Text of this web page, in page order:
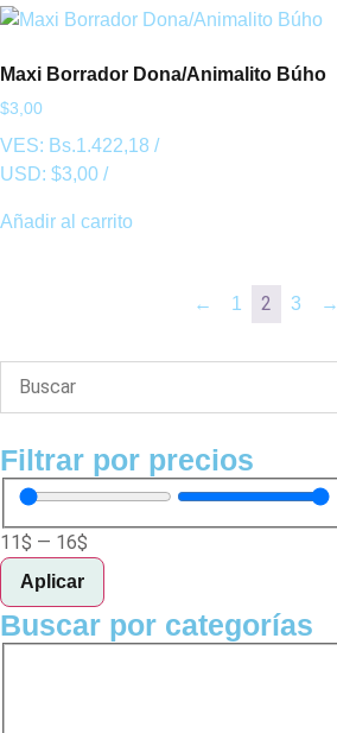
Maxi Borrador Dona/Animalito Búho
$3,00
VES: Bs.1.422,18 /
USD: $3,00 /
Añadir al carrito
← 1 2 3 →
Filtrar por precios
11$ — 16$
Aplicar
Buscar por categorías